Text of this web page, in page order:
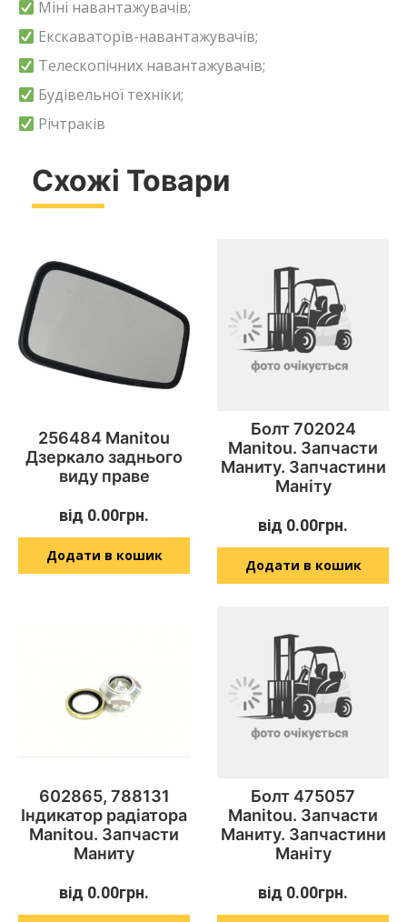
Міні навантажувачів;
Екскаваторів-навантажувачів;
Телескопічних навантажувачів;
Будівельної техніки;
Річтраків
Схожі Товари
256484 Manitou
Дзеркало заднього
виду праве
від 0.00грн.
Додати в кошик
Болт 702024
Manitou. Запчасти
Маниту. Запчастини
Маніту
від 0.00грн.
Додати в кошик
602865, 788131
Індикатор радіатора
Manitou. Запчасти
Маниту
від 0.00грн.
Болт 475057
Manitou. Запчасти
Маниту. Запчастини
Маніту
від 0.00грн.